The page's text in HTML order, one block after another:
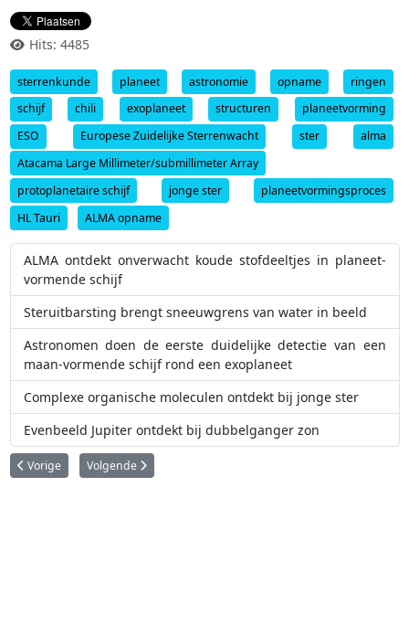
Hits: 4485
sterrenkunde planeet astronomie opname
ringen
schijf
chili exoplaneet structuren
planeetvorming
ESO
Europese Zuidelijke Sterrenwacht ster
alma
Atacama Large Millimeter/submillimeter Array
protoplanetaire schijf
jonge ster
planeetvormingsproces
HL Tauri
ALMA opname
ALMA ontdekt onverwacht koude stofdeeltjes in planeet-
vormende schijf
Steruitbarsting brengt sneeuwgrens van water in beeld
Astronomen doen de eerste duidelijke detectie van een
maan-vormende schijf rond een exoplaneet
Complexe organische moleculen ontdekt bij jonge ster
Evenbeeld Jupiter ontdekt bij dubbelganger zon
Vorig artikel: MUSE ontraadselt een galactische botsing
Vorige Volgende artikel: VLTI detecteert ‘exo-zodiakaal' licht
Volgende